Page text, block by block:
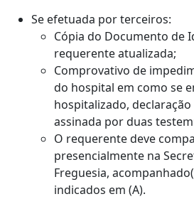
Se efetuada por terceiros:
Cópia do Documento de
requerente atualizada;
Comprovativo de
do hospital em como se
hospitalizado,
assinada por duas
O requerente deve
presencialmente na
Freguesia,
indicados em (A).